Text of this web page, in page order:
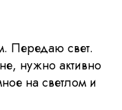
Передаю свет.
нужно активно
на светлом и